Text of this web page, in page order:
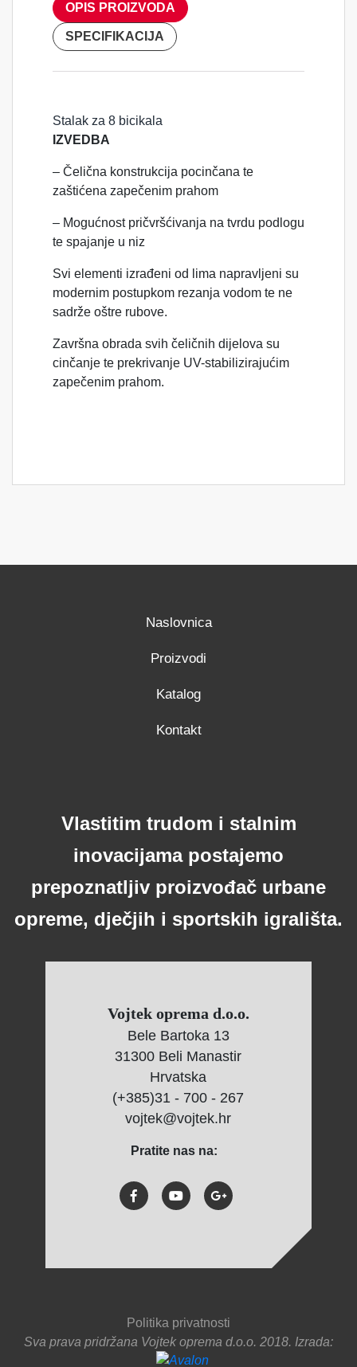
OPIS PROIZVODA
SPECIFIKACIJA
Stalak za 8 bicikala
IZVEDBA
– Čelična konstrukcija pocinčana te
zaštićena zapečenim prahom
– Mogućnost pričvršćivanja na tvrdu podlogu
te spajanje u niz
Svi elementi izrađeni od lima napravljeni su
modernim postupkom rezanja vodom te ne
sadrže oštre rubove.
Završna obrada svih čeličnih dijelova su
cinčanje te prekrivanje UV-stabilizirajućim
zapečenim prahom.
Naslovnica
Proizvodi
Katalog
Kontakt
Vlastitim trudom i stalnim
inovacijama postajemo
prepoznatljiv proizvođač urbane
opreme, dječjih i sportskih igrališta.
Vojtek oprema d.o.o.
Bele Bartoka 13
31300 Beli Manastir
Hrvatska
(+385)31 - 700 - 267
vojtek@vojtek.hr
Pratite nas na:
Politika privatnosti
Sva prava pridržana Vojtek oprema d.o.o. 2018. Izrada: